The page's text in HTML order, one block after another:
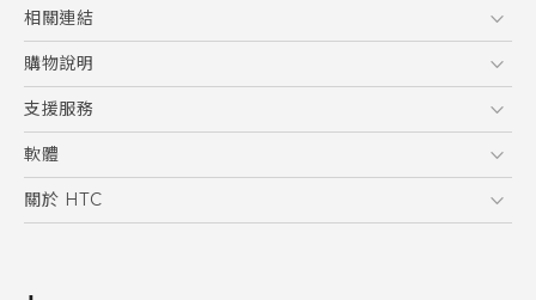
User manual
5G
智慧型手機
配件
相關連結
HTC Research
購物說明
購物須知
訂單管理
付款方式
支援服務
到府收送維修服務
服務中心資訊
客戶服務佈告欄
軟體
應用程式
關於 HTC